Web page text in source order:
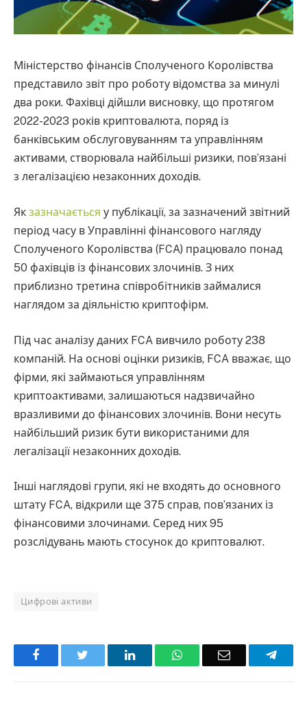
Міністерство фінансів Сполученого Королівства
представило звіт про роботу відомства за минулі
два роки. Фахівці дійшли висновку, що протягом
2022-2023 років криптовалюта, поряд із
банківським обслуговуванням та управлінням
активами, створювала найбільші ризики, пов’язані
з легалізацією незаконних доходів.
Як зазначається у публікації, за зазначений звітний
період часу в Управлінні фінансового нагляду
Сполученого Королівства (FCA) працювало понад
50 фахівців із фінансових злочинів. З них
приблизно третина співробітників займалися
наглядом за діяльністю криптофірм.
Під час аналізу даних FCA вивчило роботу 238
компаній. На основі оцінки ризиків, FCA вважає, що
фірми, які займаються управлінням
криптоактивами, залишаються надзвичайно
вразливими до фінансових злочинів. Вони несуть
найбільший ризик бути використаними для
легалізації незаконних доходів.
Інші наглядові групи, які не входять до основного
штату FCA, відкрили ще 375 справ, пов’язаних із
фінансовими злочинами. Серед них 95
розслідувань мають стосунок до криптовалют.
Цифрові активи
Facebook LinkedInWhatsAppEmail